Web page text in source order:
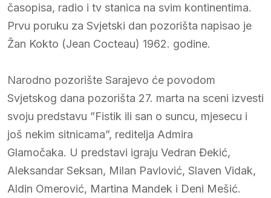
časopisa, radio i tv stanica na svim kontinentima.
Prvu poruku za Svjetski dan pozorišta napisao je
Žan Kokto (Jean Cocteau) 1962. godine.
Narodno pozorište Sarajevo će povodom
Svjetskog dana pozorišta 27. marta na sceni izvesti
svoju predstavu ”Fistik ili san o suncu, mjesecu i
još nekim sitnicama”, reditelja Admira
Glamočaka. U predstavi igraju Vedran Đekić,
Aleksandar Seksan, Milan Pavlović, Slaven Vidak,
Aldin Omerović, Martina Mandek i Deni Mešić.